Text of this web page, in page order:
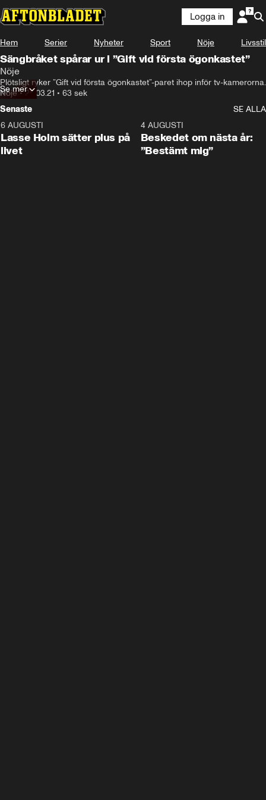
Logga in
Hem Serier Nyheter Sport Nöje Livsstil
Sängbråket spårar ur i ”Gift vid första ögonkastet”
Nöje
Plötsligt ryker ”Gift vid första ögonkastet”-paret ihop inför tv-kamerorna.
Nöje•25.03.21 • 63 sek
Se mer
Senaste
SE ALLA
6 AUGUSTI
Lasse Holm sätter plus på
livet
4 AUGUSTI
Beskedet om nästa år:
”Bestämt mig”